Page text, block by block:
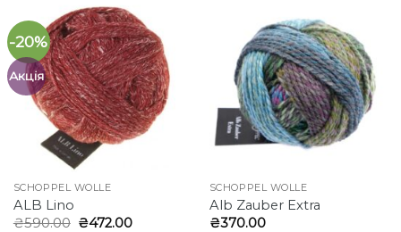
-20%
Акція
SCHOPPEL WOLLE
ALB Lino
₴590.00 Оригінальна
₴472.00Поточна
SCHOPPEL WOLLE
Alb Zauber Extra
₴370.00